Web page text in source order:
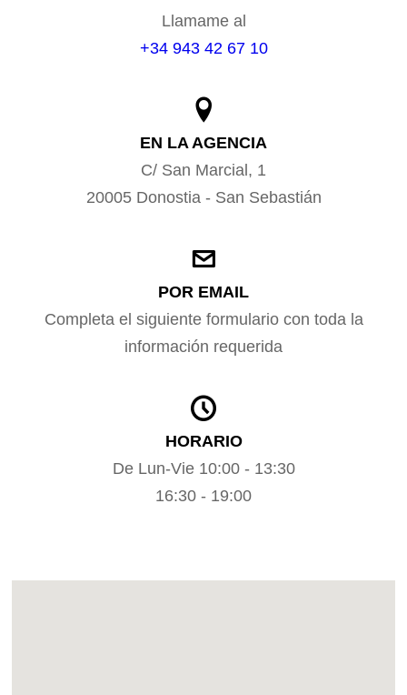
Llamame al
+34 943 42 67 10
EN LA AGENCIA
C/ San Marcial, 1
20005 Donostia - San Sebastián
POR EMAIL
Completa el siguiente formulario con toda la
información requerida
HORARIO
De Lun-Vie 10:00 - 13:30
16:30 - 19:00